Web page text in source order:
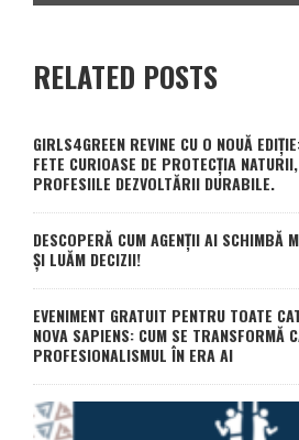
RELATED POSTS
GIRLS4GREEN REVINE CU O NOUĂ
FETE CURIOASE DE PROTECȚIA
PROFESIILE DEZVOLTĂRII DURABILE.
DESCOPERĂ CUM AGENȚII AI SCHIMBĂ
ȘI LUĂM DECIZII!
EVENIMENT GRATUIT PENTRU TOATE
NOVA SAPIENS: CUM SE TRANSFORMĂ
PROFESIONALISMUL ÎN ERA AI